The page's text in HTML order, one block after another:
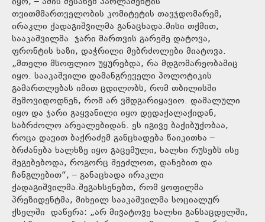
თვითმმართველობის კომიტეტის თავჯდომარემ,
ირაკლი ქადაგიშვილმა განაცხადა.მისი თქმით,
სააკაშვილმა ჯარი მართვის გარეშე დატოვა,
ფრონტის ხაზი, დაჭრილი მებრძოლები მიატოვა.
„მთელი მსოფლიო უყურებდა, რა მდგომარეობაშიც
იყო. სააკაშვილი დამანგრეველი პოლოტიკის
გამართლებას იმით ცდილობს, რომ თბილისში
შემოვიდოდნენ, რომ არ ვმდგარიყავიო. დამალული
იყო და ჯარი გაყვანილი იყო დედაქალაქიდან,
საბრძოლო არეალებიდან. ეს იგივე ბაქიბუქობაა,
როცა დავით ბაქრაძემ განცხადება წაიკითხა –
ბრძანება ხალხზე იყო გაცემული, ხალხი რუსებს ისე
შეგებებოდა, როგორც შეეძლოთ, დანებით და
ჩანგლებით“, – განაცხადა ირაკლი
ქადაგიშვილმა.შეგახსენებთ, რომ ყოფილმა
პრეზიდენტმა, მიხეილ სააკაშვილმა სოციალურ
ქსელში დაწერა: „არ მივატოვე ხალხი განსაცდელში,